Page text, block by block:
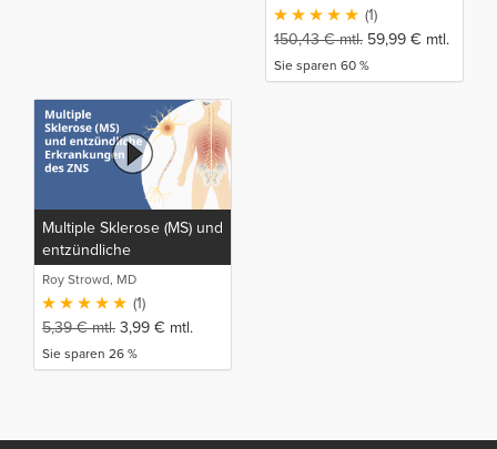
(1)
150,43€mtl. 59,99 € mtl.
Sie sparen 60 %
Multiple Sklerose (MS) und
entzündliche
Erkrankungen des ZNS
Roy Strowd, MD
(1)
5,39€mtl. 3,99 € mtl.
Sie sparen 26 %